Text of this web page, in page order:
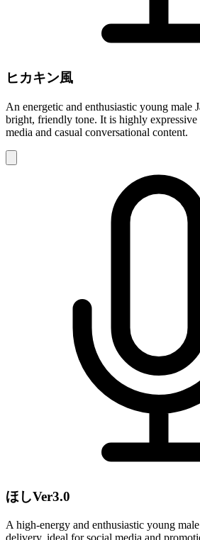
ヒカキン風
An energetic and enthusiastic young male
bright, friendly tone. It is highly
media and casual conversational content.
ほしVer3.0
A high-energy and enthusiastic young